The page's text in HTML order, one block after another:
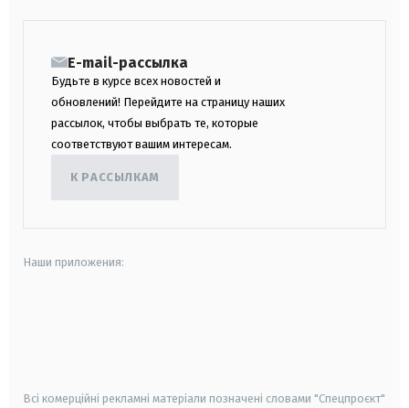
E-mail-рассылка
Будьте в курсе всех новостей и
обновлений! Перейдите на страницу наших
рассылок, чтобы выбрать те, которые
соответствуют вашим интересам.
К РАССЫЛКАМ
Наши приложения:
Всі комерційні рекламні матеріали позначені словами "Спецпроєкт"